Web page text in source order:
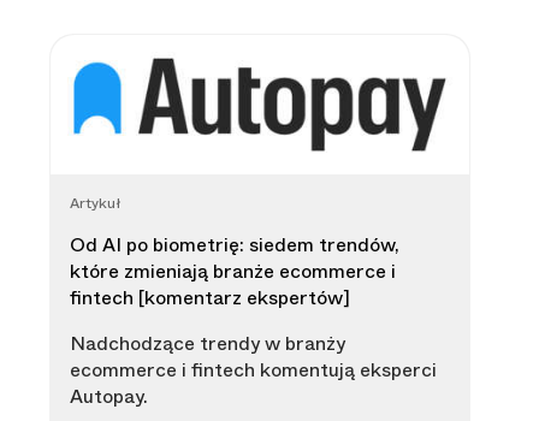
Artykuł
Od AI po biometrię: siedem trendów,
które zmieniają branże ecommerce i
fintech [komentarz ekspertów]
Nadchodzące trendy w branży
ecommerce i fintech komentują eksperci
Autopay.